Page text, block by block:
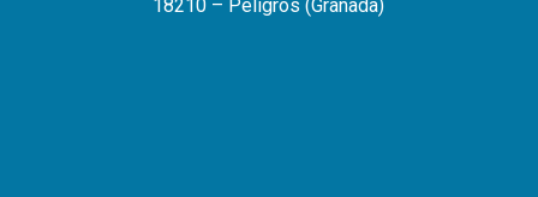
18210 – Peligros (Granada)